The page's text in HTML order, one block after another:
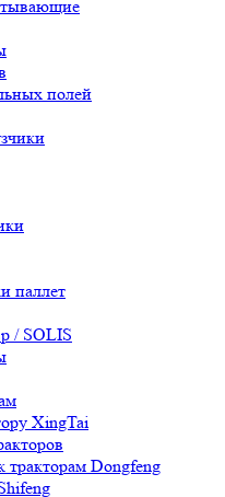
полей
паллет
/ SOLIS
XingTai
тракторам Dongfeng